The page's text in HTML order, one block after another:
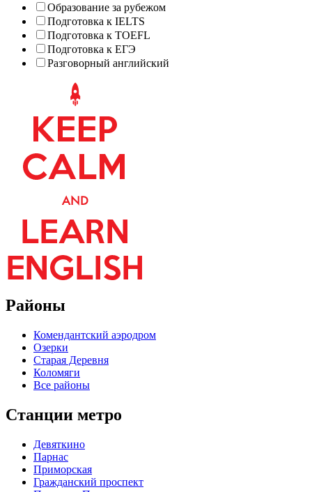
Образование за рубежом
Подготовка к IELTS
Подготовка к TOEFL
Подготовка к ЕГЭ
Разговорный английский
Районы
Комендантский аэродром
Озерки
Старая Деревня
Коломяги
Все районы
Станции метро
Девяткино
Парнас
Приморская
Гражданский проспект